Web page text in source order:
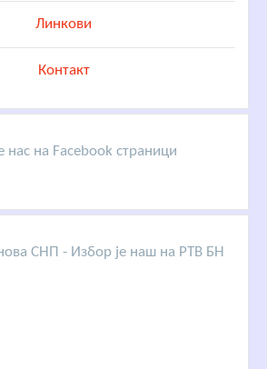
Линкови
Контакт
нас на Facebook страници
СНП - Избор је наш на РТВ БН